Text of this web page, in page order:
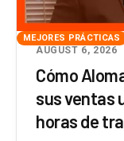
MEJORES PRÁCTICAS
AUGUST 6, 2026
Cómo
sus ventas
horas de